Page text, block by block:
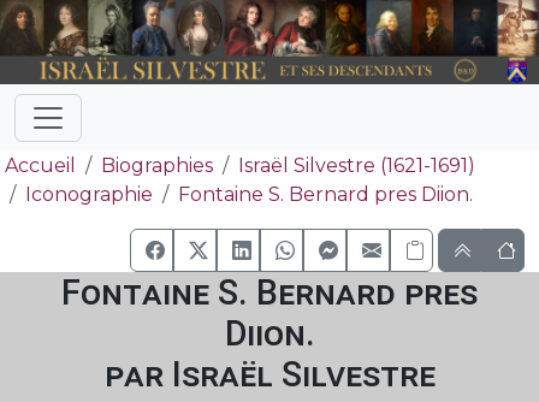
Accueil Biographies
Israël Silvestre (1621-1691)
Iconographie
Fontaine S. Bernard pres Diion.
Fontaine S. Bernard pres
Diion.
par Israël Silvestre